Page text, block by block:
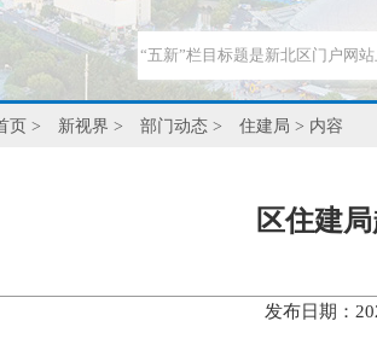
页 > 新视界 > 部门动态 > 住建局 > 内容
区住建
发布日期：